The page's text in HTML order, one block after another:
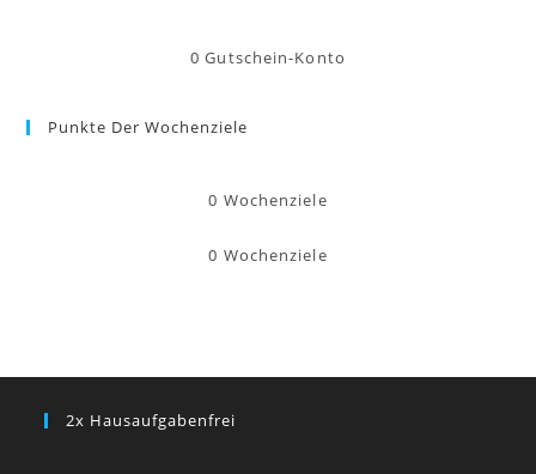
0 Gutschein-Konto
Punkte Der Wochenziele
0 Wochenziele
0 Wochenziele
2x Hausaufgabenfrei